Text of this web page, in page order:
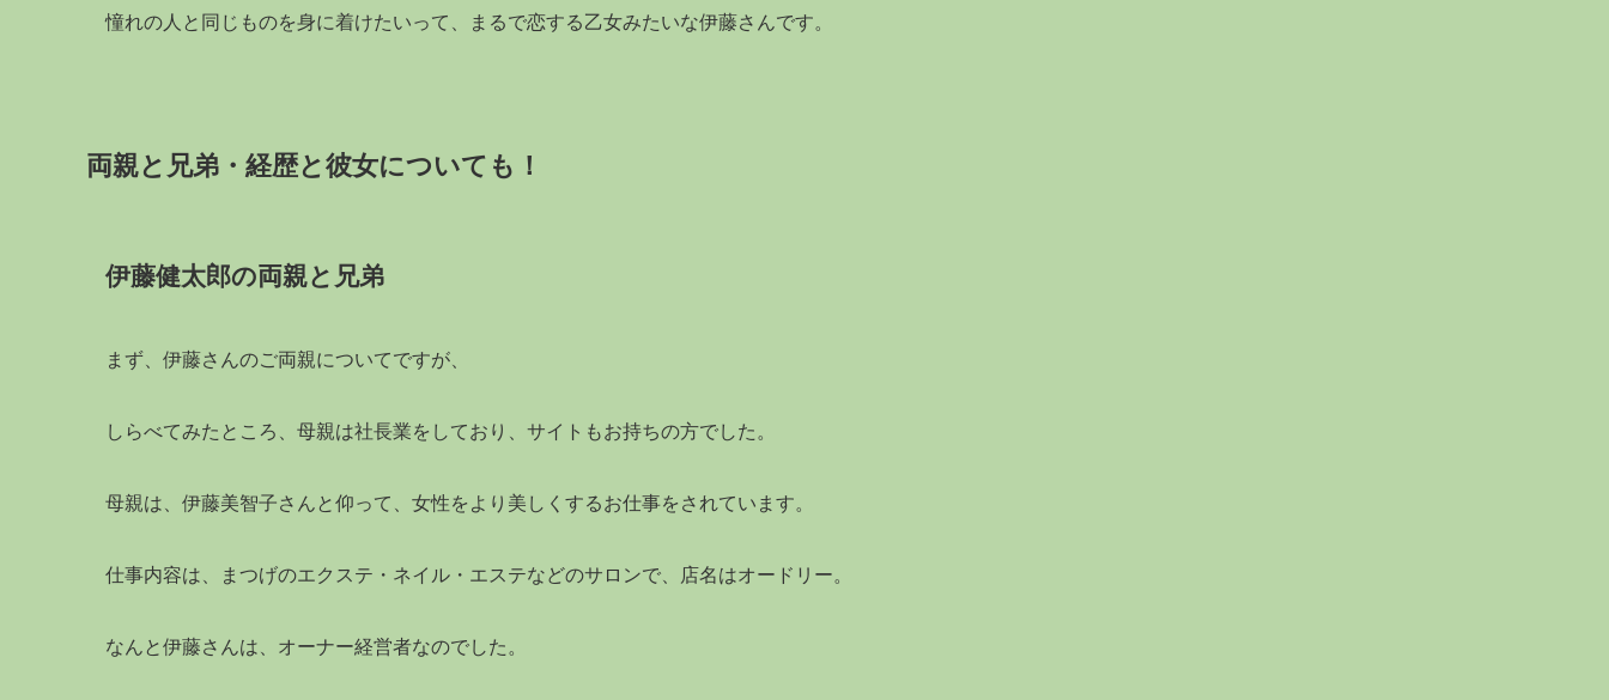
憧れの人と同じものを身に着けたいって、まるで恋する乙女みたいな伊藤さんです。
両親と兄弟・経歴と彼女についても！
伊藤健太郎の両親と兄弟
まず、伊藤さんのご両親についてですが、
しらべてみたところ、母親は社長業をしており、サイトもお持ちの方でした。
母親は、伊藤美智子さんと仰って、女性をより美しくするお仕事をされています。
仕事内容は、まつげのエクステ・ネイル・エステなどのサロンで、店名はオードリー。
なんと伊藤さんは、オーナー経営者なのでした。